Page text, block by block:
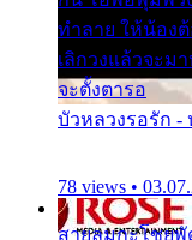
ทำลาย ให้น้อง
เลิกวงแล้วจะม
จะตั้งตารอ
บัวหลวงรอรัก -
78 views •
สายลมกะโชยพั